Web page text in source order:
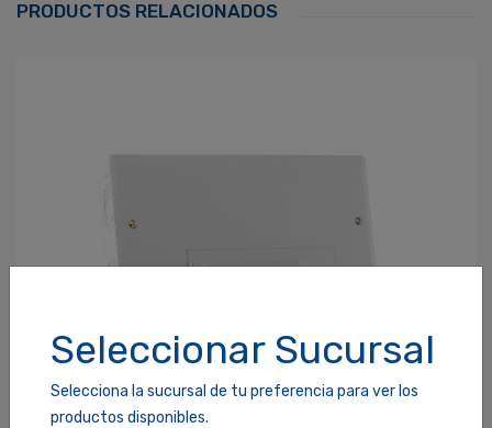
Seleccionar Sucursal
Selecciona la sucursal de tu preferencia para ver los
productos disponibles.
¿Olvidaste tu Contraseña?
Recordarme
PRODUCTOS RELACIONADOS